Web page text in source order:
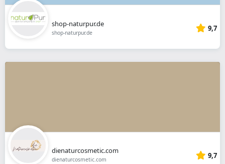
shop-naturpur.de
shop-naturpur.de 9,7
dienaturcosmetic.com
dienaturcosmetic.com 9,7